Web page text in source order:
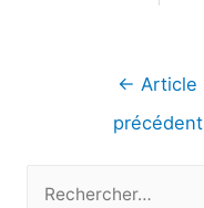
Navigation
← Article
précédent